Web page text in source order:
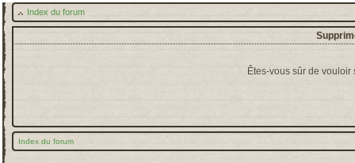
Index du forum
Êtes-vous sûr de
Index du forum